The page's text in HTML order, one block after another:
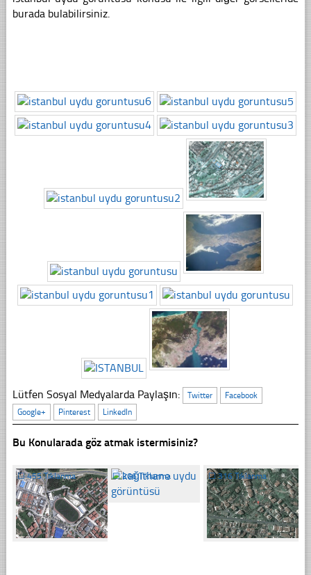
burada bulabilirsiniz.
Lütfen Sosyal Medyalarda Paylaşın: Twitter
Facebook
Google+
Pinterest LinkedIn
Bu Konularada göz atmak istermisiniz?
☐455 Tıklanma ☐266 Tıklanma ☐316 Tıklanma